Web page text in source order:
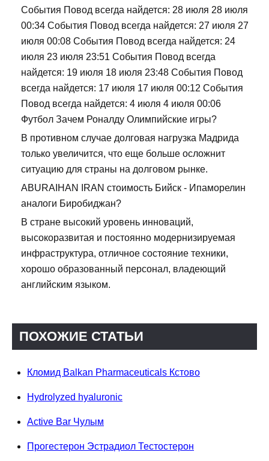
События Повод всегда найдется: 28 июля 28 июля
00:34 События Повод всегда найдется: 27 июля 27
июля 00:08 События Повод всегда найдется: 24
июля 23 июля 23:51 События Повод всегда
найдется: 19 июля 18 июля 23:48 События Повод
всегда найдется: 17 июля 17 июля 00:12 События
Повод всегда найдется: 4 июля 4 июля 00:06
Футбол Зачем Роналду Олимпийские игры?
В противном случае долговая нагрузка Мадрида
только увеличится, что еще больше осложнит
ситуацию для страны на долговом рынке.
ABURAIHAN IRAN стоимость Бийск - Ипаморелин
аналоги Биробиджан?
В стране высокий уровень инноваций,
высокоразвитая и постоянно модернизируемая
инфраструктура, отличное состояние техники,
хорошо образованный персонал, владеющий
английским языком.
ПОХОЖИЕ СТАТЬИ
Кломид Balkan Pharmaceuticals Кстово
Hydrolyzed hyaluronic
Active Bar Чулым
Прогестерон Эстрадиол Тестостерон